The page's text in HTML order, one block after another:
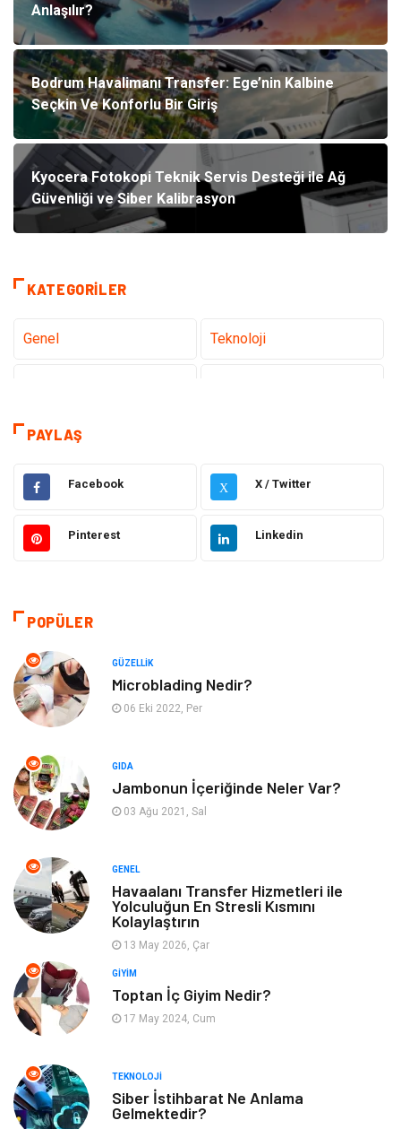
Anlaşılır?
Bodrum Havalimanı Transfer: Ege’nin Kalbine
Seçkin Ve Konforlu Bir Giriş
Kyocera Fotokopi Teknik Servis Desteği ile Ağ
Güvenliği ve Siber Kalibrasyon
KATEGORILER
Genel Teknoloji
Eğitim
Dekorasyon Elektronik
Güzellik Makine
Sağlıklı Yaşam
Yeme İçme
Organizasyon
Emlak Spor
Genel Kültür Tatil
İnternet
Gayrimenkul
Astroloji Müzik
Ev İşleri
Sigorta
PAYLAŞ
Facebook X X / Twitter
Pinterest Linkedin
POPÜLER
GÜZELLIK
Microblading Nedir?
06 Eki 2022, Per
GIDA
Jambonun İçeriğinde Neler Var?
03 Ağu 2021, Sal
GENEL
Havaalanı Transfer Hizmetleri ile
Yolculuğun En Stresli Kısmını
Kolaylaştırın
13 May 2026, Çar
GIYIM
Toptan İç Giyim Nedir?
17 May 2024, Cum
TEKNOLOJI
Siber İstihbarat Ne Anlama
Gelmektedir?